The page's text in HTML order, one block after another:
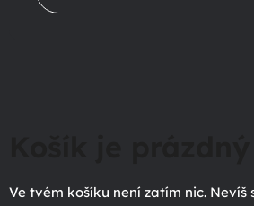
Ve tvém košíku není zatím nic. Nevíš